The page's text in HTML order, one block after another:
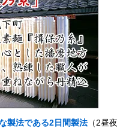
製法である2日間製法（2昼